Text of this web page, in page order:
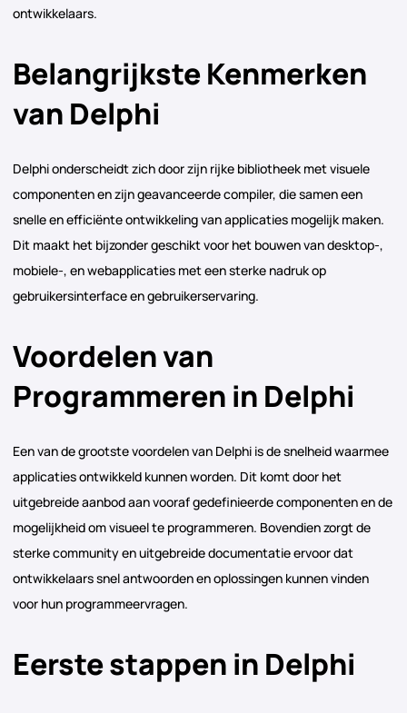
ontwikkelaars.
Belangrijkste Kenmerken
van Delphi
Delphi onderscheidt zich door zijn rijke bibliotheek met visuele
componenten en zijn geavanceerde compiler, die samen een
snelle en efficiënte ontwikkeling van applicaties mogelijk maken.
Dit maakt het bijzonder geschikt voor het bouwen van desktop-,
mobiele-, en webapplicaties met een sterke nadruk op
gebruikersinterface en gebruikerservaring.
Voordelen van
Programmeren in Delphi
Een van de grootste voordelen van Delphi is de snelheid waarmee
applicaties ontwikkeld kunnen worden. Dit komt door het
uitgebreide aanbod aan vooraf gedefinieerde componenten en de
mogelijkheid om visueel te programmeren. Bovendien zorgt de
sterke community en uitgebreide documentatie ervoor dat
ontwikkelaars snel antwoorden en oplossingen kunnen vinden
voor hun programmeervragen.
Eerste stappen in Delphi